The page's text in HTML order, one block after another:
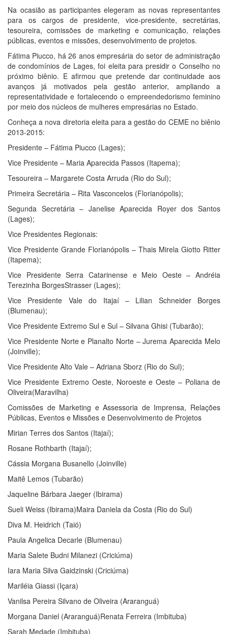
Na ocasião as participantes elegeram as novas representantes
para os cargos de presidente, vice-presidente, secretárias,
tesoureira, comissões de marketing e comunicação, relações
públicas, eventos e missões, desenvolvimento de projetos.
Fátima Piucco, há 26 anos empresária do setor de administração
de condomínios de Lages, foi eleita para presidir o Conselho no
próximo biênio. E afirmou que pretende dar continuidade aos
avanços já motivados pela gestão anterior, ampliando a
representatividade e fortalecendo o empreendedorismo feminino
por meio dos núcleos de mulheres empresárias no Estado.
Conheça a nova diretoria eleita para a gestão do CEME no biênio
2013-2015:
Presidente – Fátima Piucco (Lages);
Vice Presidente – Maria Aparecida Passos (Itapema);
Tesoureira – Margarete Costa Arruda (Rio do Sul);
Primeira Secretária – Rita Vasconcelos (Florianópolis);
Segunda Secretária – Janelise Aparecida Royer dos Santos
(Lages);
Vice Presidentes Regionais:
Vice Presidente Grande Florianópolis – Thais Mirela Giotto Ritter
(Itapema);
Vice Presidente Serra Catarinense e Meio Oeste – Andréia
Terezinha BorgesStrasser (Lages);
Vice Presidente Vale do Itajaí – Lilian Schneider Borges
(Blumenau);
Vice Presidente Extremo Sul e Sul – Silvana Ghisi (Tubarão);
Vice Presidente Norte e Planalto Norte – Jurema Aparecida Melo
(Joinville);
Vice Presidente Alto Vale – Adriana Sborz (Rio do Sul);
Vice Presidente Extremo Oeste, Noroeste e Oeste – Poliana de
Oliveira(Maravilha)
Comissões de Marketing e Assessoria de Imprensa, Relações
Públicas, Eventos e Missões e Desenvolvimento de Projetos
Mirian Terres dos Santos (Itajaí);
Rosane Rothbarth (Itajaí);
Cássia Morgana Busanello (Joinville)
Maitê Lemos (Tubarão)
Jaqueline Bárbara Jaeger (Ibirama)
Sueli Weiss (Ibirama)Maira Daniela da Costa (Rio do Sul)
Diva M. Heidrich (Taió)
Paula Angelica Decarle (Blumenau)
Maria Salete Budni Milanezi (Criciúma)
Iara Maria Silva Gaidzinski (Criciúma)
Mariléia Giassi (Içara)
Vanilsa Pereira Silvano de Oliveira (Araranguá)
Morgana Daniel (Araranguá)Renata Ferreira (Imbituba)
Sarah Medade (Imbituba)